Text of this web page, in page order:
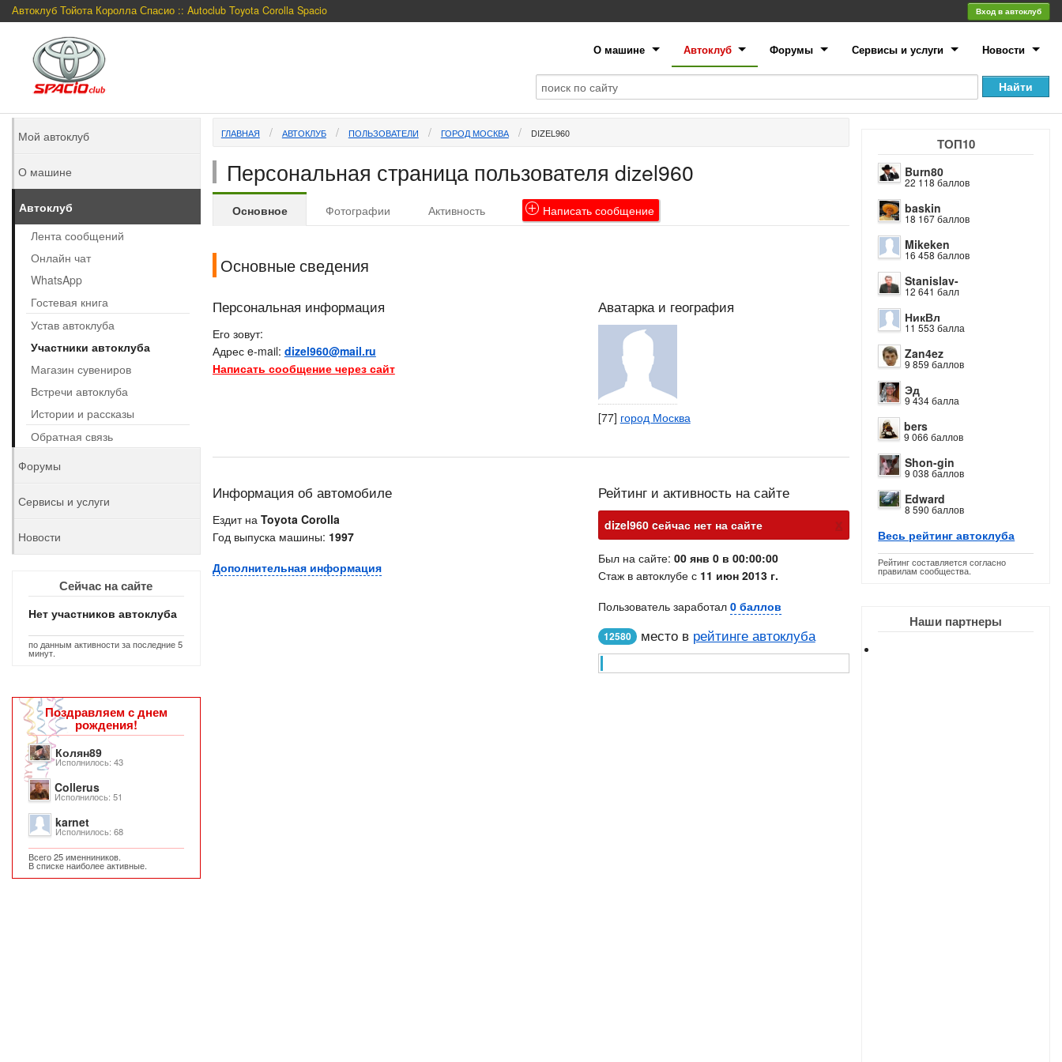
Автоклуб Тойота Королла Спасио :: Autoclub Toyota Corolla Spacio Вход в автоклуб
О машине Автоклуб Форумы Сервисы и услуги Новости
ТОП10
Burn80
22 118 баллов
baskin
18 167 баллов
Mikeken
16 458 баллов
Stanislav-
12 641 балл
НикВл
11 553 балла
Zan4ez
9 859 баллов
Эд
9 434 балла
bers
9 066 баллов
Shon-gin
9 038 баллов
Edward
8 590 баллов
Весь рейтинг автоклуба
Рейтинг составляется согласно
правилам сообщества.
Наши партнеры
ГЛАВНАЯ АВТОКЛУБ ПОЛЬЗОВАТЕЛИ ГОРОД МОСКВА DIZEL960
Персональная страница пользователя dizel960
Основное Фотографии Активность Написатьсообщение
Основные сведения
Персональная информация
Его зовут:
Адрес e-mail: dizel960@mail.ru
Написать сообщение через сайт
Аватарка и география
[77] город Москва
Информация об автомобиле
Ездит на Toyota Corolla
Год выпуска машины: 1997
Дополнительная информация
Рейтинг и активность на сайте
dizel960 cейчас нет на сайте х
Был на сайте: 00 янв 0 в 00:00:00
Стаж в автоклубе с 11 июн 2013 г.
Пользователь заработал 0 баллов
12580 место в рейтинге автоклуба
Мой автоклуб
О машине
Автоклуб
Лента сообщений
Онлайн чат
WhatsApp
Гостевая книга
Устав автоклуба
Участники автоклуба
Магазин сувениров
Встречи автоклуба
Истории и рассказы
Обратная связь
Форумы
Сервисы и услуги
Новости
Сейчас на сайте
Нет участников автоклуба
по данным активности за последние 5
минут.
Поздравляем с днем
рождения!
Колян89
Исполнилось: 43
Collerus
Исполнилось: 51
karnet
Исполнилось: 68
Всего 25 именниников.
В списке наиболее активные.